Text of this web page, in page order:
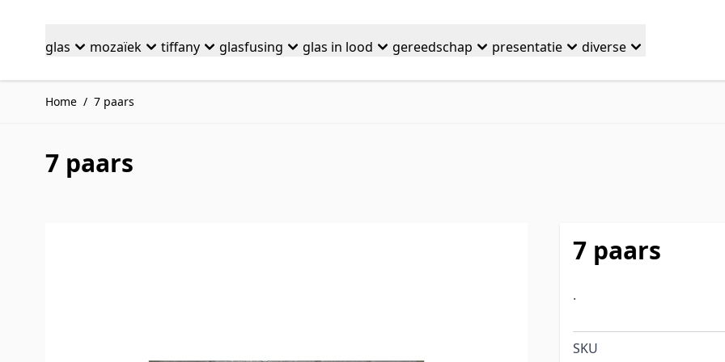
glas mozaïek tiffany glasfusing glas in lood gereedschap presentatie diverse
Home / 7 paars
7 paars
7 paars
.
SKU